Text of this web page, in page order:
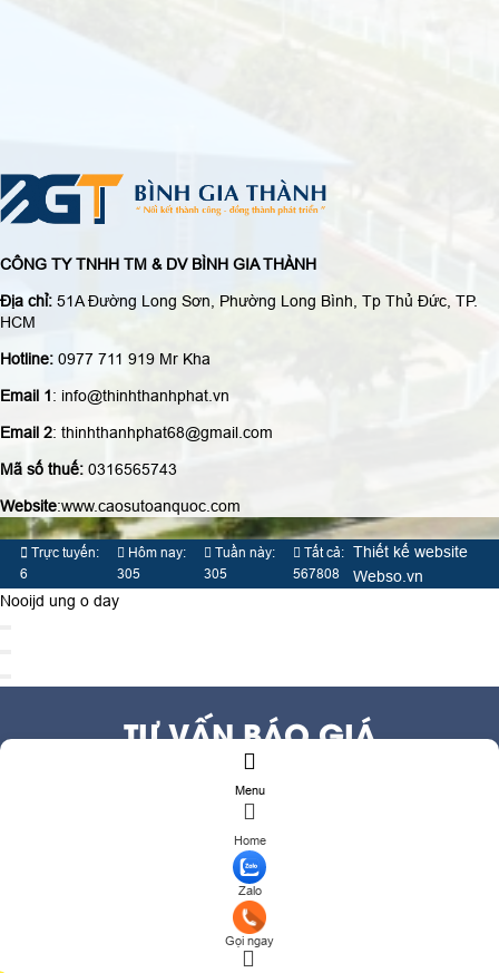
CÔNG TY TNHH TM & DV BÌNH GIA THÀNH
Địa chỉ: 51A Đường Long Sơn, Phường Long Bình, Tp Thủ Đức, TP.
HCM
Hotline: 0977 711 919 Mr Kha
Email 1: info@thinhthanhphat.vn
Email 2: thinhthanhphat68@gmail.com
Mã số thuế: 0316565743
Website:www.caosutoanquoc.com
Trực tuyến:
6
Hôm nay:
305
Tuần này:
305
Tất cả:
567808
Thiết kế website
Webso.vn
Menu
Home
Zalo
Gọi ngay
Nooijd ung o day
TƯ VẤN BÁO GIÁ
TƯ VẤN DỊCH VỤ